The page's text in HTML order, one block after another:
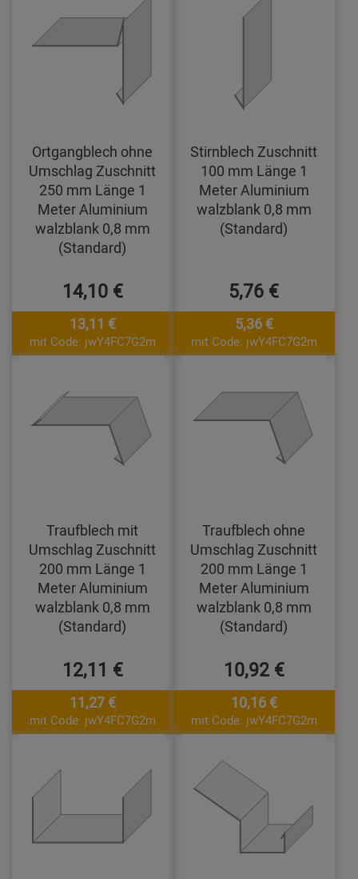
Ortgangblech ohne
Umschlag Zuschnitt
250 mm Länge 1
Meter Aluminium
walzblank 0,8 mm
(Standard)
14,10 €
13,11 €
mit Code: jwY4FC7G2m
Stirnblech Zuschnitt
100 mm Länge 1
Meter Aluminium
walzblank 0,8 mm
(Standard)
5,76 €
5,36 €
mit Code: jwY4FC7G2m
Traufblech mit
Umschlag Zuschnitt
200 mm Länge 1
Meter Aluminium
walzblank 0,8 mm
(Standard)
12,11 €
11,27 €
mit Code: jwY4FC7G2m
Traufblech ohne
Umschlag Zuschnitt
200 mm Länge 1
Meter Aluminium
walzblank 0,8 mm
(Standard)
10,92 €
10,16 €
mit Code: jwY4FC7G2m